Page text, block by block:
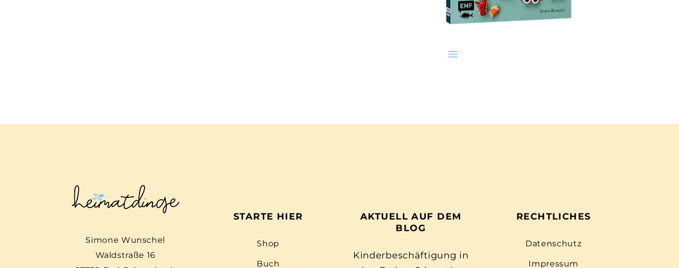
Simone Wunschel
Waldstraße 16
STARTE HIER
Shop
Buch
AKTUELL AUF DEM
BLOG
Kinderbeschäftigung in
RECHTLICHES
Datenschutz
Impressum